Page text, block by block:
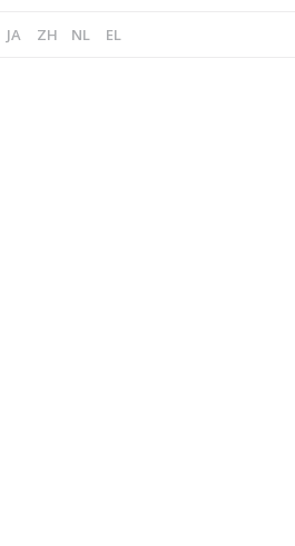
JA ZH NL EL
((abre numa nova janela))